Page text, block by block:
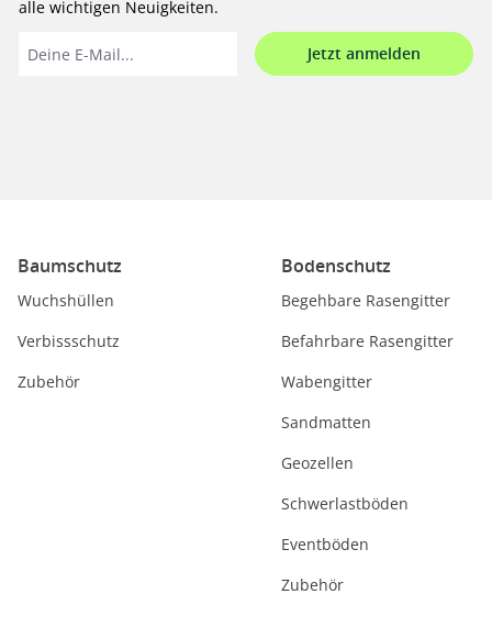
alle wichtigen Neuigkeiten.
Jetzt anmelden
Baumschutz
Wuchshüllen
Verbissschutz
Zubehör
Bodenschutz
Begehbare Rasengitter
Befahrbare Rasengitter
Wabengitter
Sandmatten
Geozellen
Schwerlastböden
Eventböden
Zubehör